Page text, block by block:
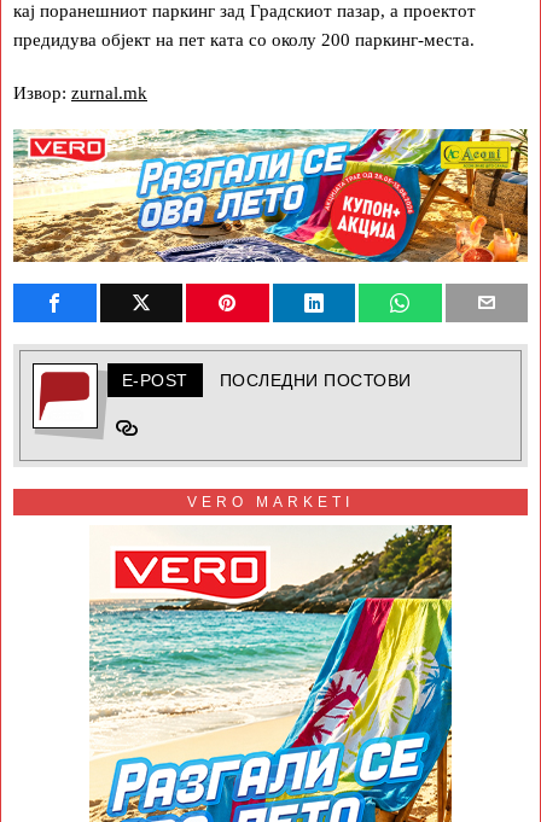
кај поранешниот паркинг зад Градскиот пазар, а проектот
предидува објект на пет ката со околу 200 паркинг-места.
Извор: zurnal.mk
E-POST ПОСЛЕДНИ ПОСТОВИ
VERO MARKETI